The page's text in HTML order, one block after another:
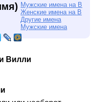
Мужские имена на В
Женские имена на В
Другие имена
Мужские имена
Вилли